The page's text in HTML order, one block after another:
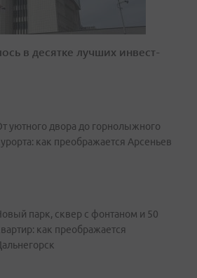
в десятке лучших инвест-
уютного двора до горнолыжного
как преображается Арсеньев
парк, сквер с фонтаном и 50
как преображается